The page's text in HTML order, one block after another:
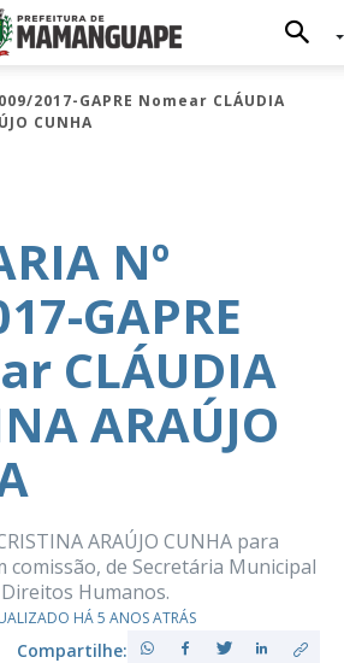
2017-GAPRE Nomear CLÁUDIA
CUNHA
Nº
GAPRE
CLÁUDIA
ARAÚJO
ARAÚJO CUNHA para
comissão, de Secretária Municipal
Humanos.
HÁ 5 ANOS ATRÁS
Compartilhe: